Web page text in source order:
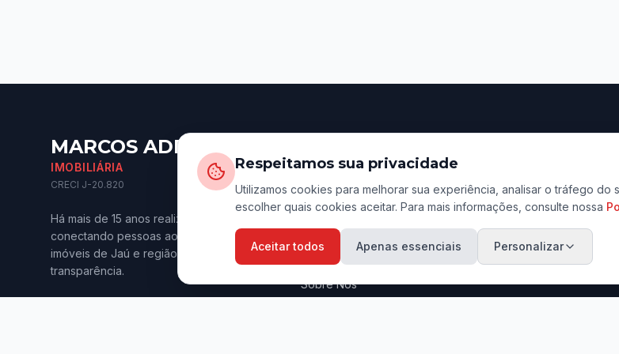
MARCOS ADRIANO
IMOBILIÁRIA
CRECI J-20.820
Há mais de 15 anos realizando sonhos e
conectando pessoas aos melhores
imóveis de Jaú e região. Confiança e
transparência.
Início
Imóveis para Venda
Imóveis para Aluguel
Anuncie seu Imóvel
Sobre Nós
Rua
Centro,
(14)
Respeitamos sua privacidade
Utilizamos cookies para melhorar sua experiência, analisar o tráfego
escolher quais cookies aceitar. Para mais informações, consulte nossa
Aceitar todos Apenas essenciais Personalizar